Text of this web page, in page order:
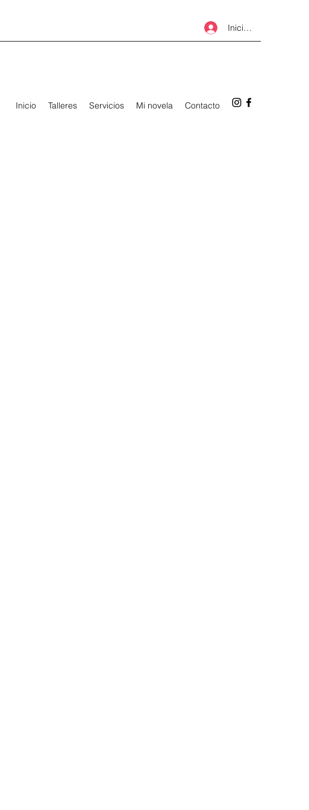
Iniciar sesión
Inicio Talleres Servicios Mi novela Contacto